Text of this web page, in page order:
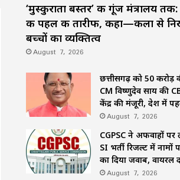
‘मुस्कुराता बस्तर’ की गूंज मंत्रालय
की पहल की तारीफ, कहा—कला से
बच्चों का व्यक्तित्व
August 7, 2026
छत्तीसगढ़ को 50 करोड़
CM विष्णुदेव साय की
केंद्र की मंजूरी, देश में
August 7, 2026
CGPSC ने अफवाहों पर
SI भर्ती रिजल्ट में नामों
का दिया जवाब, वायरल
August 7, 2026